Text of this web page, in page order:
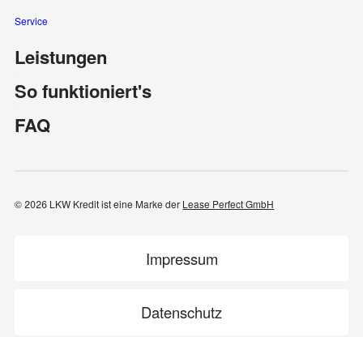
Service
Leistungen
So funktioniert's
FAQ
© 2026 LKW Kredit ist eine Marke der Lease Perfect GmbH
Impressum
Datenschutz